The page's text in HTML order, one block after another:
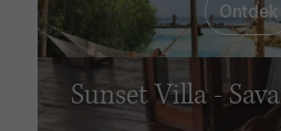
Ontdek
Sunset Villa -